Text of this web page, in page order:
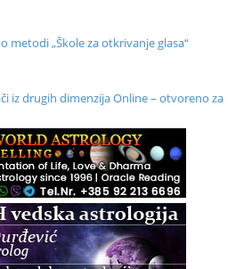
metodi „Škole za otkrivanje glasa“
iz drugih dimenzija Online – otvoreno za
tečaj, Zagreb i Online
stres